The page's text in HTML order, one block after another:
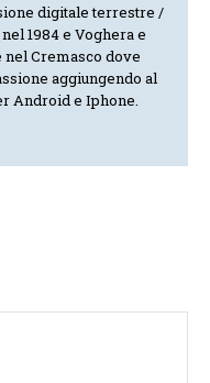
digitale terrestre /
1984 e Voghera e
Cremasco dove
aggiungendo al
Android e Iphone.